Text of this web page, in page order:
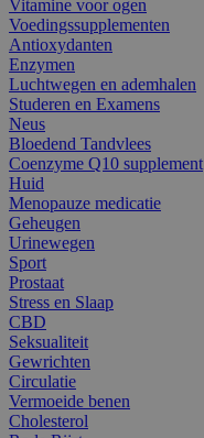
Vitamine voor ogen
Voedingssupplementen
Antioxydanten
Enzymen
Luchtwegen en ademhalen
Studeren en Examens
Neus
Bloedend Tandvlees
Coenzyme Q10 supplement
Huid
Menopauze medicatie
Geheugen
Urinewegen
Sport
Prostaat
Stress en Slaap
CBD
Seksualiteit
Gewrichten
Circulatie
Vermoeide benen
Cholesterol